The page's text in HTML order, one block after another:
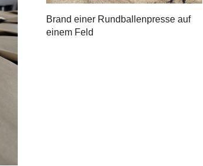
Brand einer Rundballenpresse auf
einem Feld